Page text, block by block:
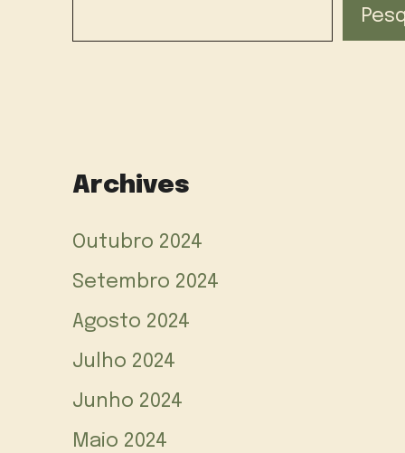
Archives
Outubro 2024
Setembro 2024
Agosto 2024
Julho 2024
Junho 2024
Maio 2024